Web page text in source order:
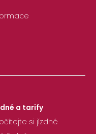
a tarify
si jízdné